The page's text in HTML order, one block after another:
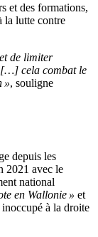
et des formations,
la lutte contre
de limiter
[…] cela combat le
», souligne
depuis les
2021 avec le
national
en Wallonie » et
à la droite